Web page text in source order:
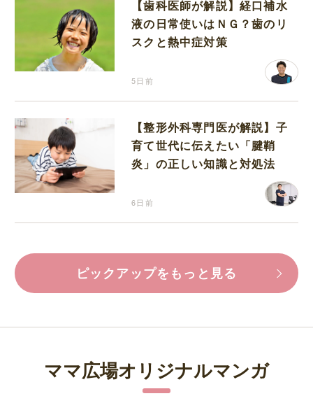
【歯科医師が解説】経口補水
液の日常使いはＮＧ？歯のリ
スクと熱中症対策
5日前
【整形外科専門医が解説】子
育て世代に伝えたい「腱鞘
炎」の正しい知識と対処法
6日前
ピックアップをもっと見る
ママ広場オリジナルマンガ